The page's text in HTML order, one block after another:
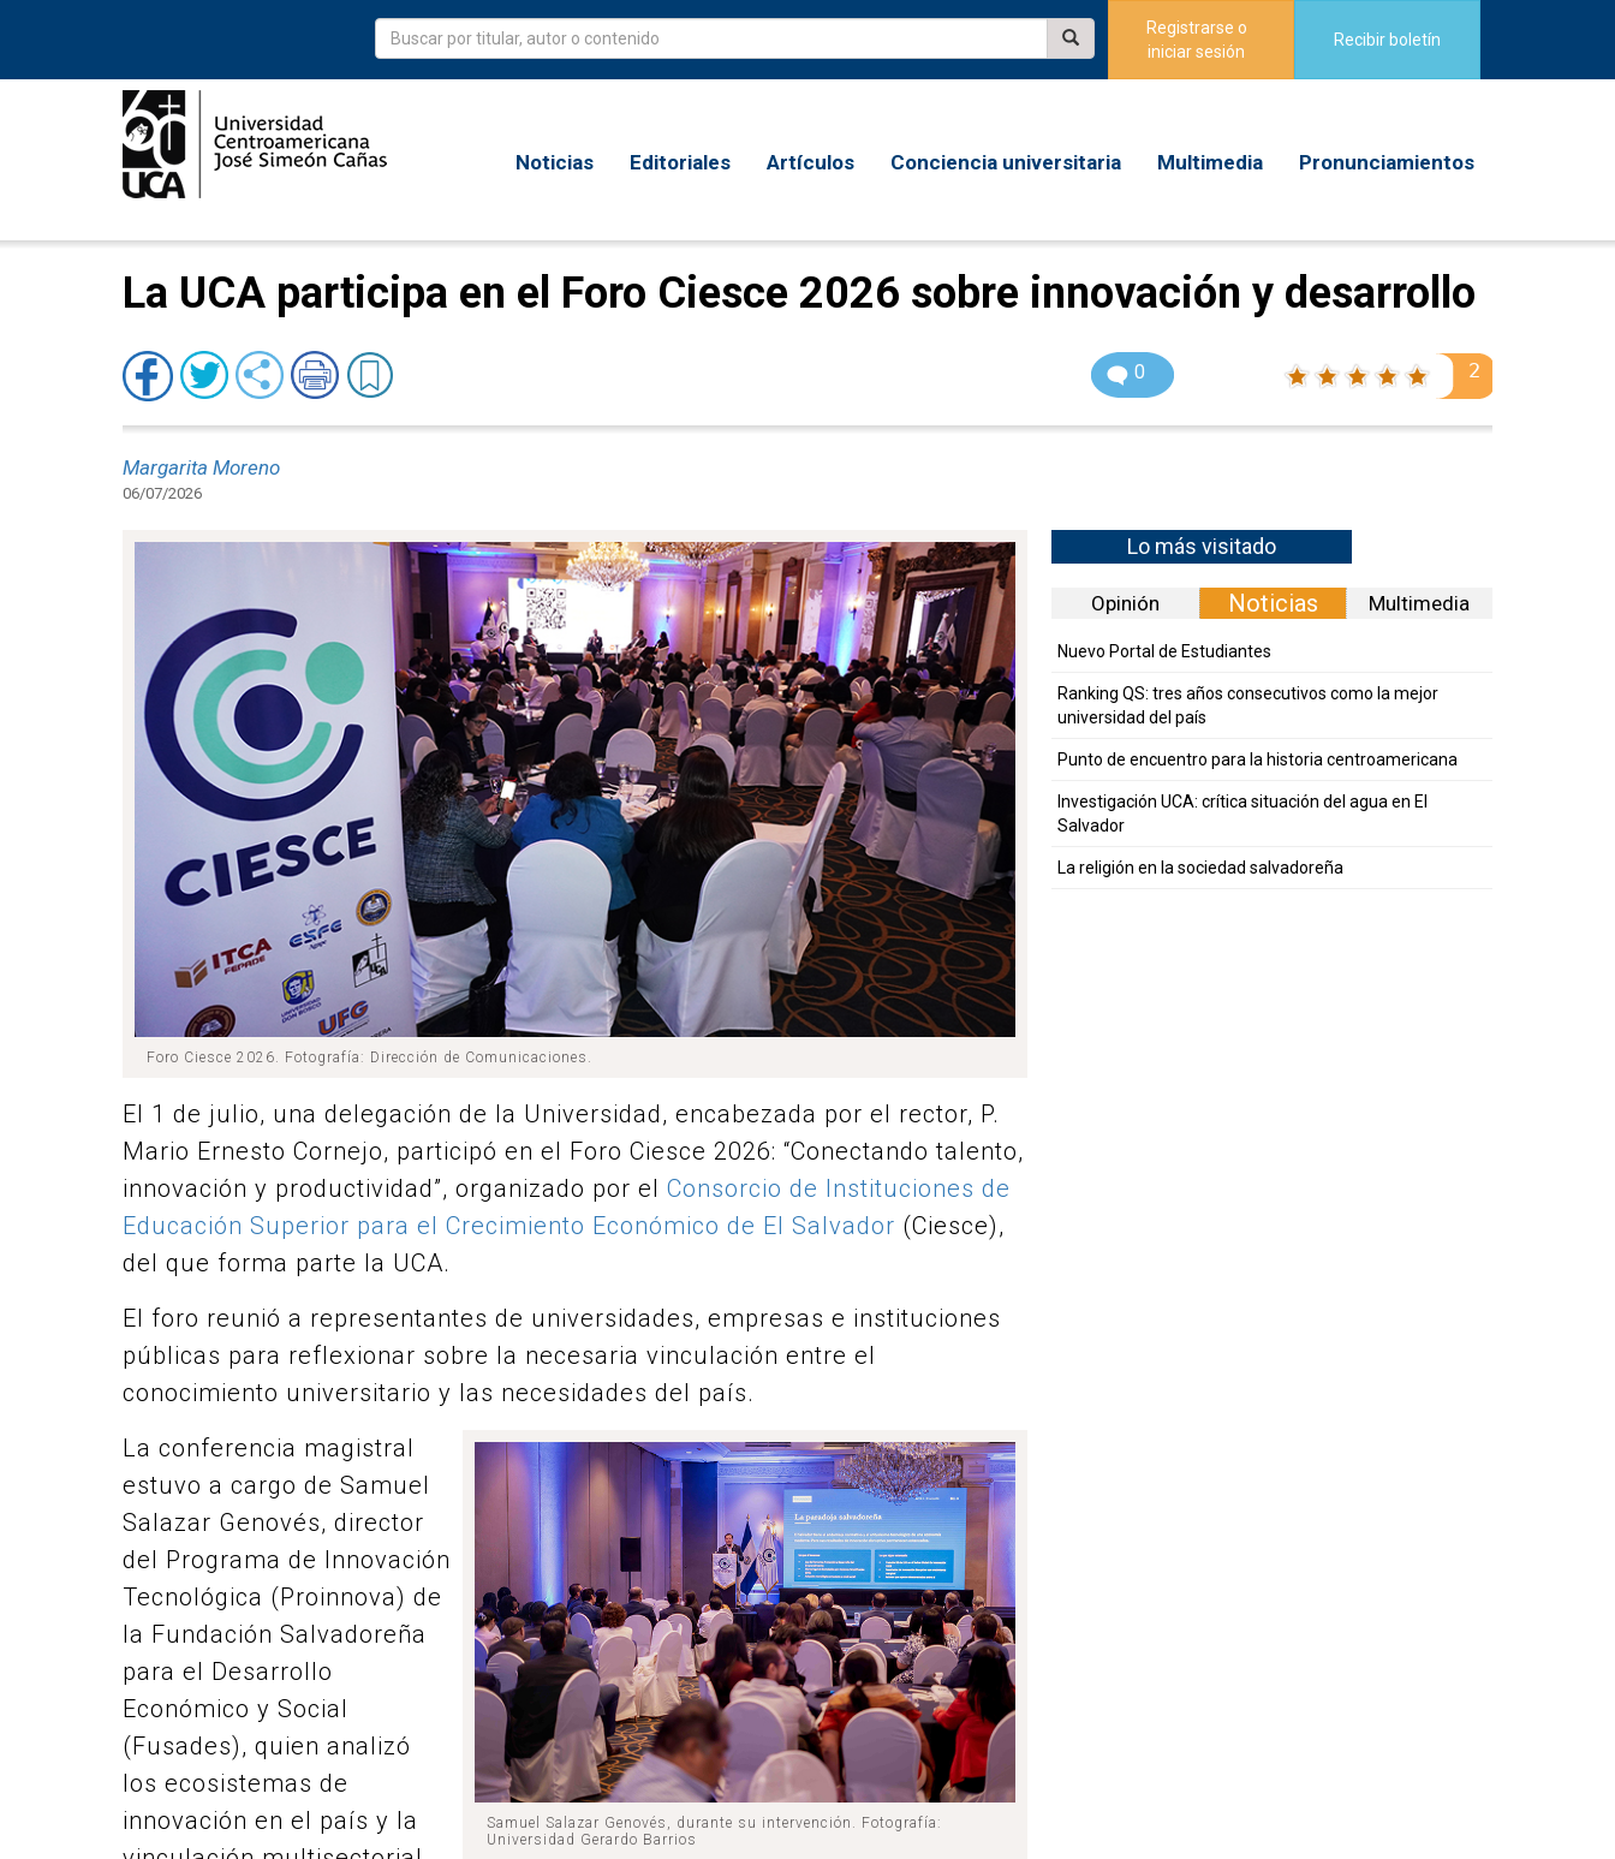
Registrarse o
iniciar sesión
Recibir boletín
Noticias Editoriales Artículos Conciencia universitaria Multimedia Pronunciamientos
La UCA participa en el Foro Ciesce 2026 sobre innovación y desarrollo
0 2
Margarita Moreno
06/07/2026
Foro Ciesce 2026. Fotografía: Dirección de Comunicaciones.
El 1 de julio, una delegación de la Universidad, encabezada por el rector, P.
Mario Ernesto Cornejo, participó en el Foro Ciesce 2026: “Conectando talento,
innovación y productividad”, organizado por el Consorcio de Instituciones de
Educación Superior para el Crecimiento Económico de El Salvador (Ciesce),
del que forma parte la UCA.
El foro reunió a representantes de universidades, empresas e instituciones
públicas para reflexionar sobre la necesaria vinculación entre el
conocimiento universitario y las necesidades del país.
Samuel Salazar Genovés, durante su intervención. Fotografía:
Universidad Gerardo Barrios
La conferencia magistral
estuvo a cargo de Samuel
Salazar Genovés, director
del Programa de Innovación
Tecnológica (Proinnova) de
la Fundación Salvadoreña
para el Desarrollo
Económico y Social
(Fusades), quien analizó
los ecosistemas de
innovación en el país y la
Lo más visitado
Opinión Noticias Multimedia
Nuevo Portal de Estudiantes
Ranking QS: tres años consecutivos como la mejor
universidad del país
Punto de encuentro para la historia centroamericana
Investigación UCA: crítica situación del agua en El
Salvador
La religión en la sociedad salvadoreña